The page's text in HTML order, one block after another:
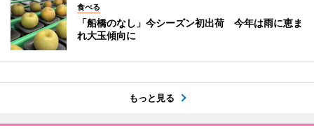
食べる
「船橋のなし」今シーズン初出荷 今年は雨に恵ま
れ大玉傾向に
もっと見る